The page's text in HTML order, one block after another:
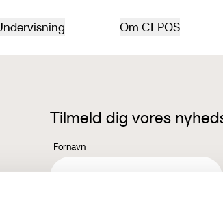
Om CEPOS
Tilmeld dig vores
Fornavn